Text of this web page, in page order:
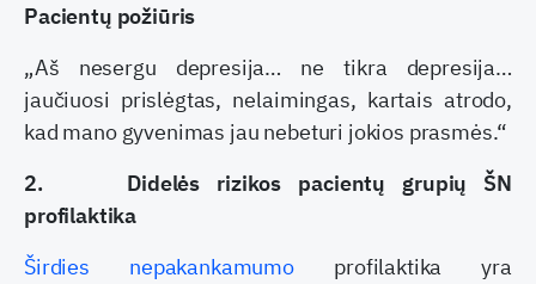
Pacientų požiūris
„Aš nesergu depresija… ne tikra depresija…
jaučiuosi prislėgtas, nelaimingas, kartais atrodo,
kad mano gyvenimas jau nebeturi jokios prasmės.“
2. Didelės rizikos pacientų grupių ŠN
profilaktika
Širdies nepakankamumo profilaktika yra